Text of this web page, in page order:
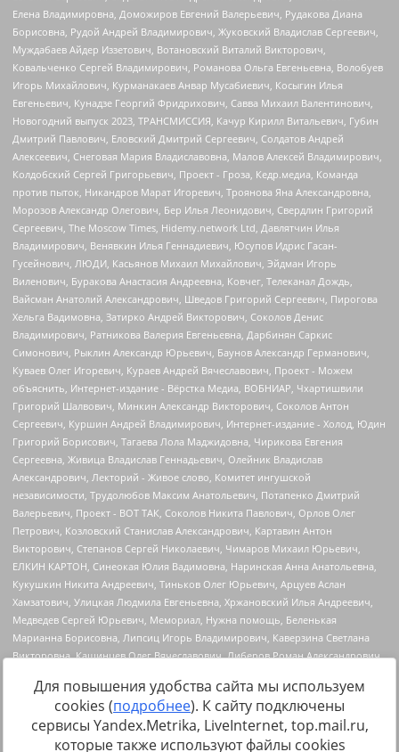
Источник:https://minjust.gov.ru/uploaded/files/reestr-
inostrannyih-agentov-22-03-2024.pdfданные на22.03.2024
Для повышения удобства сайта мы используем
cookies (подробнее). К сайту подключены
сервисы Yandex.Metrika, LiveInternet, top.mail.ru,
которые также используют файлы cookies